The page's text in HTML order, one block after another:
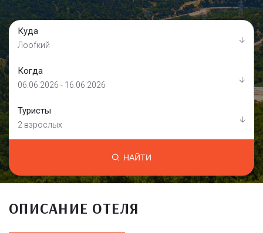
Куда
Лооfкий
Когда
06.06.2026 - 16.06.2026
Туристы
2 взрослых
НАЙТИ
ОПИСАНИЕ ОТЕЛЯ